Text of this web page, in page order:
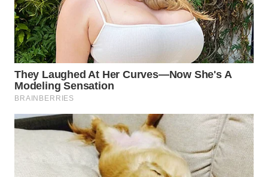
WN
BEKASI
WN
BOGOR
WN
UTARA